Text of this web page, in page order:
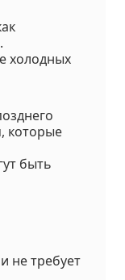
холодных
которые
быть
не требует